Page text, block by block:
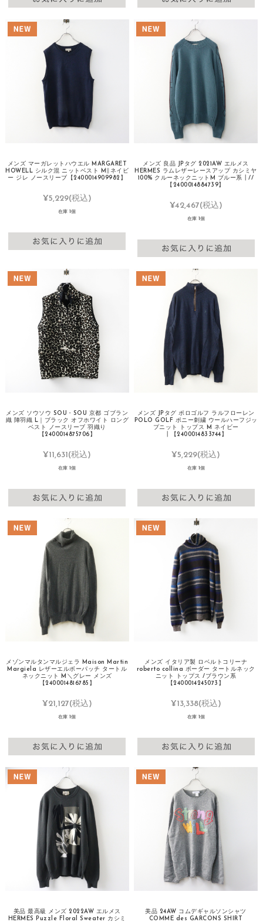
メンズ マーガレットハウエル MARGARET
HOWELL シルク混 ニットベスト M∥ネイビ
ー ジレ ノースリーブ【2400014909982】
¥5,229(税込)
在庫 1個
メンズ 良品 JPタグ 2021AW エルメス
HERMES ラムレザーレースアップ カシミヤ
100% クルーネックニットM ブルー系┃//
【2400014884739】
¥42,467(税込)
在庫 1個
メンズ ソウソウ SOU・SOU 京都 ゴブラン
織 陣羽織 L｜ブラック オフホワイト ロング
ベスト ノースリーブ 羽織り
【2400014875706】
¥11,631(税込)
在庫 1個
メンズ JPタグ ポロゴルフ ラルフローレン
POLO GOLF ポニー刺繍 ウールハーフジッ
プニット トップス M ネイビー
┃【2400014833744】
¥5,229(税込)
在庫 1個
メゾンマルタンマルジェラ Maison Martin
Margiela レザーエルボーパッチ タートル
ネックニット M＼グレー メンズ
【2400014816785】
¥21,127(税込)
在庫 1個
メンズ イタリア製 ロベルトコリーナ
roberto collina ボーダー タートルネック
ニット トップス /ブラウン系
【2400014245073】
¥13,338(税込)
在庫 1個
美品 最高級 メンズ 2022AW エルメス
HERMES Puzzle Floral Sweater カシミ
美品 24AW コムデギャルソンシャツ
COMME des GARCONS SHIRT